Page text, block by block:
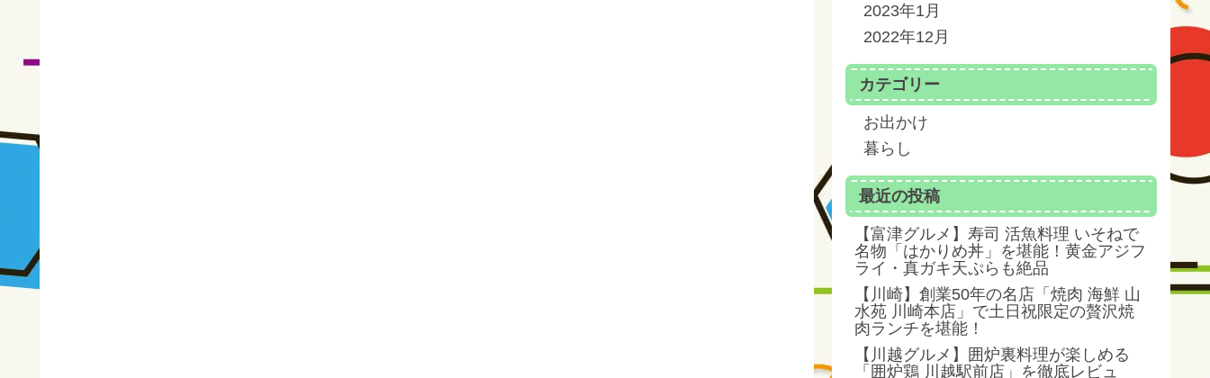
2023年1月
2022年12月
カテゴリー
お出かけ
暮らし
最近の投稿
【富津グルメ】寿司 活魚料理 いそねで
名物「はかりめ丼」を堪能！黄金アジフ
ライ・真ガキ天ぷらも絶品
【川崎】創業50年の名店「焼肉 海鮮 山
水苑 川崎本店」で土日祝限定の贅沢焼
肉ランチを堪能！
【川越グルメ】囲炉裏料理が楽しめる
「囲炉鶏 川越駅前店」を徹底レビュ